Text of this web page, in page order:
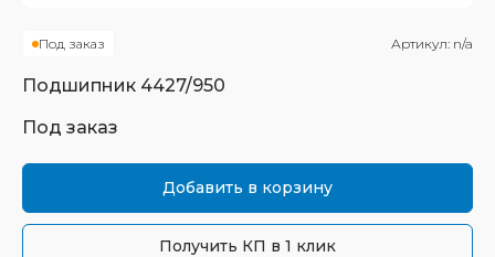
Под заказ Артикул: n/a
Подшипник 4427/950
Под заказ
Добавить в корзину
Получить КП в 1 клик